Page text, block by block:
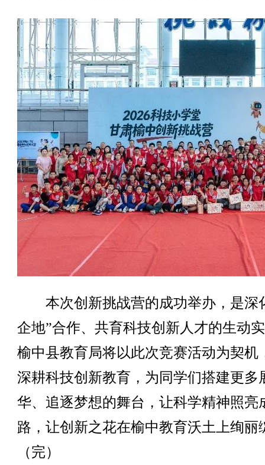
本次创新挑战营的成功举办，是深
企地”合作、共育科技创新人才的生动
榆中县教育局将以此次竞赛活动为契机
深耕科技创新教育，为同学们搭建更多
华、追逐梦想的舞台，让科学精神照亮
路，让创新之花在榆中教育沃土上绚丽
（完）